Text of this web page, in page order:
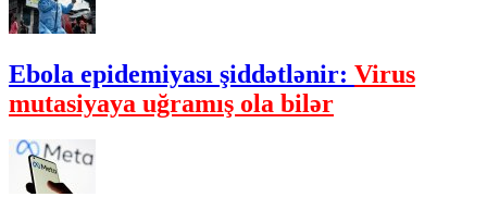
Ebola epidemiyası şiddətlənir: Virus
mutasiyaya uğramış ola bilər